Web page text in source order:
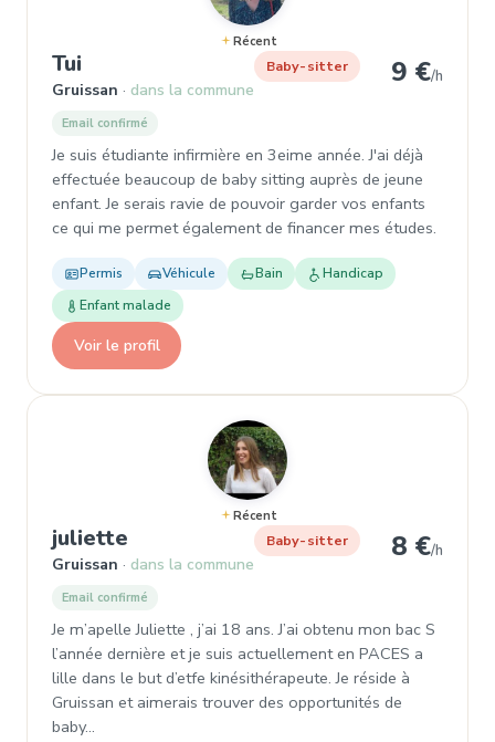
Récent
Tui , Baby-sitter à Gruissan
Gruissan dans la commune
Baby-sitter 9 €/h
Email confirmé
Je suis étudiante infirmière en 3eime année. J'ai déjà
effectuée beaucoup de baby sitting auprès de jeune
enfant. Je serais ravie de pouvoir garder vos enfants
ce qui me permet également de financer mes études.
Permis Véhicule Bain
Handicap
Enfant malade
Voir le profil
Récent
juliette , Baby-sitter à Gruissan
Gruissan dans la commune
Baby-sitter 8 €/h
Email confirmé
Je m’apelle Juliette , j’ai 18 ans. J’ai obtenu mon bac S
l’année dernière et je suis actuellement en PACES a
lille dans le but d’etfe kinésithérapeute. Je réside à
Gruissan et aimerais trouver des opportunités de
baby…